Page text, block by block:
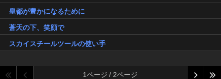
皇都が豊かになるために
蒼天の下、笑顔で
スカイスチールツールの使い手
1ページ / 2ページ